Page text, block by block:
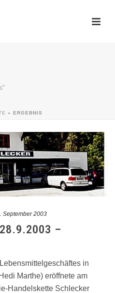
» ERGEBNIS
September 2003
–
in
Marthe) eröffnete am
Handelskette Schlecker